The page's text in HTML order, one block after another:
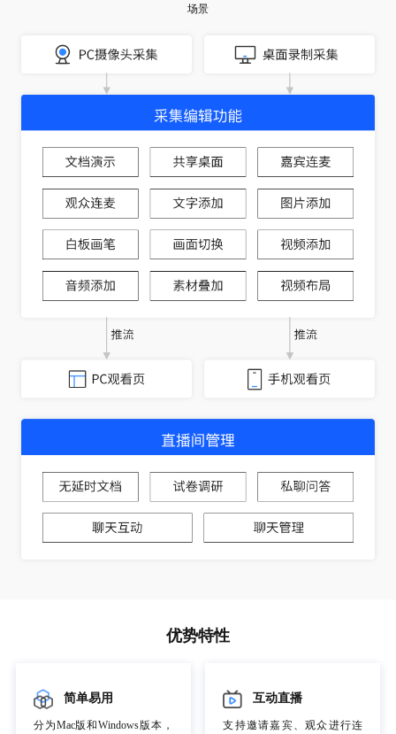
场景
优势特性
简单易用
分为Mac版和Windows版本，
互动直播
支持邀请嘉宾、观众进行连